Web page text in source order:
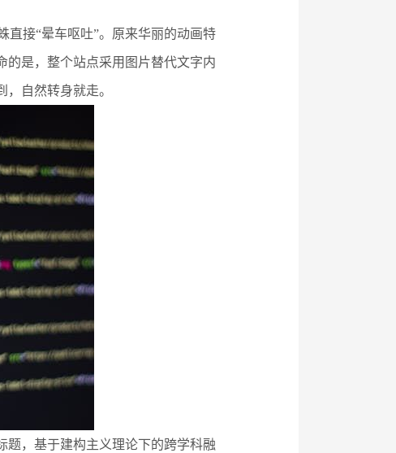
直接“晕车呕吐”。原来华丽的动画特
的是，整个站点采用图片替代文字内
自然转身就走。
题，基于建构主义理论下的跨学科融